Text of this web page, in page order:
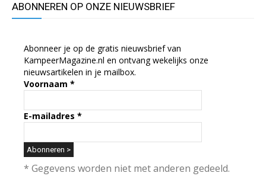
ABONNEREN OP ONZE NIEUWSBRIEF
Abonneer je op de gratis nieuwsbrief van
KampeerMagazine.nl en ontvang wekelijks onze
nieuwsartikelen in je mailbox.
Voornaam *
E-mailadres *
* Gegevens worden niet met anderen gedeeld.